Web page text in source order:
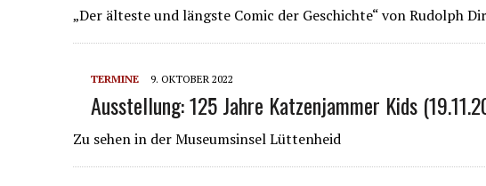
„Der älteste und längste Comic der Geschichte“ von Rudolph
TERMINE 9. OKTOBER 2022
Ausstellung: 125 Jahre Katzenjammer Kids
Zu sehen in der Museumsinsel Lüttenheid